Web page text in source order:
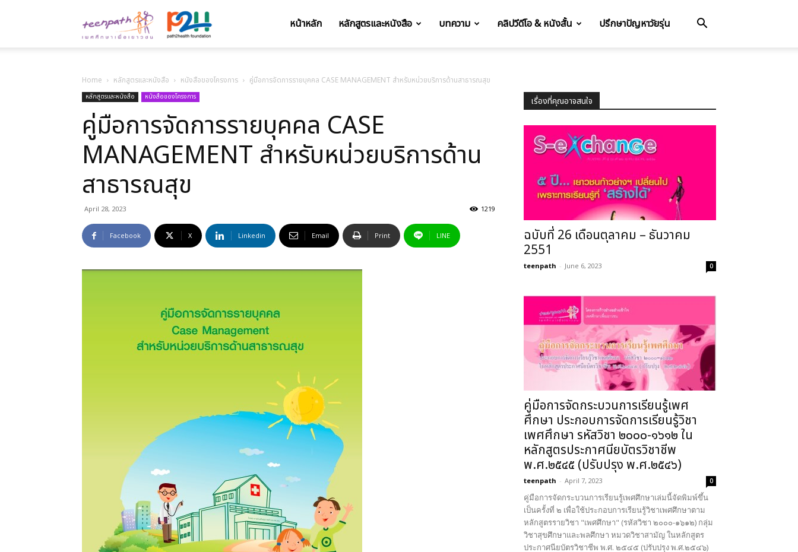
ศึกษา
เพื่อ
หน้าหลัก หลักสูตรและหนังสือ บทความ คลิปวีดีโอ & หนังสั้น ปรึกษาปัญหาวัยรุ่น
Home หลักสูตรและหนังสือ หนังสือของโครงการ คู่มือการจัดการรายบุคคล CASE MANAGEMENT สำหรับหน่วยบริการด้านสาธารณสุข
หลักสูตรและหนังสือ หนังสือของโครงการ
คู่มือการจัดการรายบุคคล CASE
MANAGEMENT สำหรับหน่วยบริการด้าน
สาธารณสุข
April 28, 2023 1219
Facebook X Linkedin Email Print LINE
เรื่องที่คุณอาจสนใจ
ฉบับที่ 26 เดือนตุลาคม – ธันวาคม
2551
teenpath - June 6, 2023 0
คู่มือการจัดกระบวนการเรียนรู้เพศ
ศึกษา ประกอบการจัดการเรียนรู้วิชา
เพศศึกษา รหัสวิชา ๒๐๐๐-๑๖๑๒ ใน
หลักสูตรประกาศนียบัตรวิชาชีพ
พ.ศ.๒๕๔๕ (ปรับปรุง พ.ศ.๒๕๔๖)
teenpath - April 7, 2023 0
คู่มือการจัดกระบวนการเรียนรู้เพศศึกษาเล่มนี้จัดพิมพ์ขึ้น
เป็นครั้งที่ ๒ เพื่อใช้ประกอบการเรียนรู้วิชาเพศศึกษาตาม
หลักสูตรรายวิชา "เพศศึกษา" (รหัสวิชา ๒๐๐๐-๑๖๑๒) กลุ่ม
วิชาสุขศึกษาและพลศึกษา หมวดวิชาสามัญ ในหลักสูตร
ประกาศนียบัตรวิชาชีพ พ.ศ. ๒๕๔๕ (ปรับปรุง พ.ศ.๒๕๔๖)